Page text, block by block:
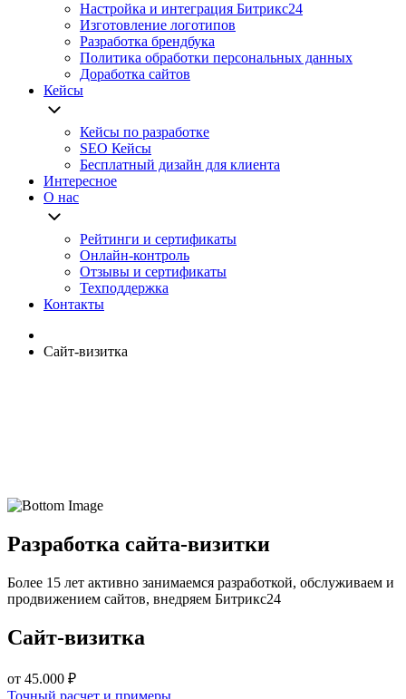
Настройка и интеграция Битрикс24
Изготовление логотипов
Разработка брендбука
Политика обработки персональных данных
Доработка сайтов
Кейсы
Кейсы по разработке
SEO Кейсы
Бесплатный дизайн для клиента
Интересное
О нас
Рейтинги и сертификаты
Онлайн-контроль
Отзывы и сертификаты
Техподдержка
Контакты
Сайт-визитка
Разработка сайта-визитки
Более 15 лет активно занимаемся разработкой, обслуживаем и
продвижением сайтов, внедряем Битрикс24
Сайт-визитка
от 45.000 ₽
Точный расчет и примеры